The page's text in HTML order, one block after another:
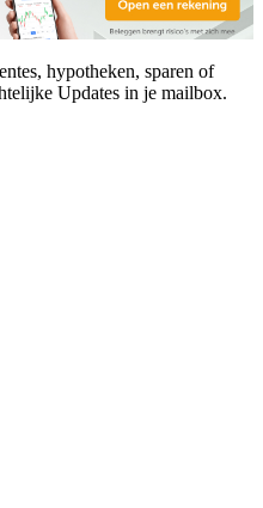
hypotheken, sparen of
Updates in je mailbox.